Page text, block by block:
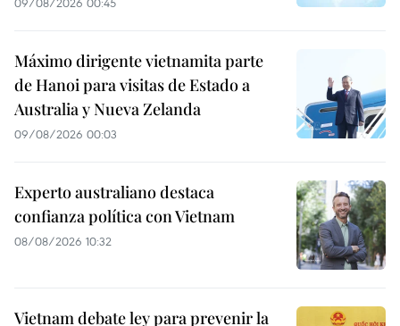
Máximo dirigente vietnamita parte
de Hanoi para visitas de Estado a
Australia y Nueva Zelanda
09/08/2026 00:03
Experto australiano destaca
confianza política con Vietnam
08/08/2026 10:32
Vietnam debate ley para prevenir la